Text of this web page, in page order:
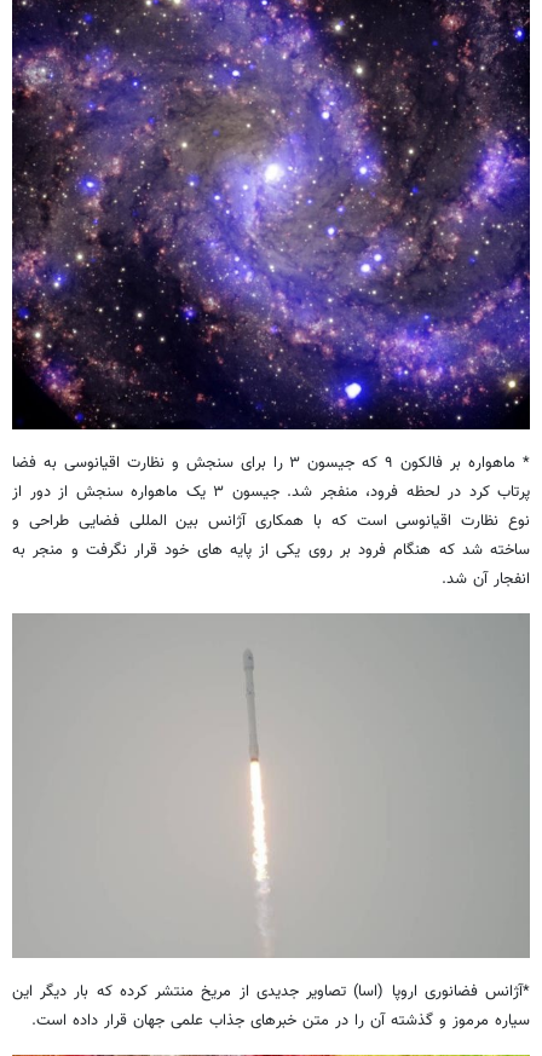
* ماهواره بر فالکون ۹ که جیسون ۳ را برای سنجش و نظارت اقیانوسی به فضا
پرتاب کرد در لحظه فرود، منفجر شد. جیسون ٣ یک ماهواره سنجش از دور از
نوع نظارت اقیانوسی است که با همکاری آژانس بین المللی فضایی طراحی و
ساخته شد که هنگام فرود بر روی یکی از پایه های خود قرار نگرفت و منجر به
انفجار آن شد.
*آژانس فضانوری اروپا (اسا) تصاویر جدیدی از مریخ منتشر کرده که بار دیگر این
سیاره مرموز و گذشته آن را در متن خبرهای جذاب علمی جهان قرار داده است.